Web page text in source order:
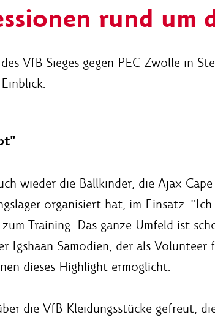
rund um
VfB Sieges gegen PEC Zwolle in
wieder die Ballkinder, die Ajax
organisiert hat, im Einsatz.
Training. Das ganze Umfeld ist
Igshaan Samodien, der als Volunteer
dieses Highlight ermöglicht.
die VfB Kleidungsstücke gefreut,